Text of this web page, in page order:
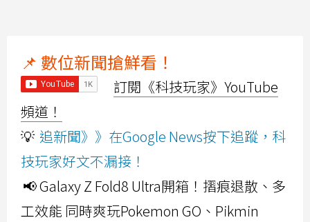
📌 數位新聞搶鮮看！
訂閱《科技玩家》YouTube
頻道！
💡 追新聞》》在Google News按下追蹤，科
技玩家好文不漏接！
📢 Galaxy Z Fold8 Ultra開箱！摺痕退散、多
工效能 同時爽玩Pokemon GO、Pikmin